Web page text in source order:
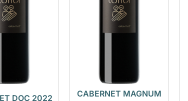
DOC 2022
CABERNET MAGNUM